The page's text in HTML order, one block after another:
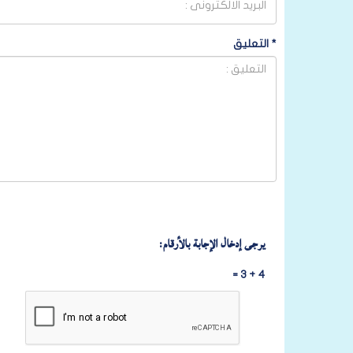
* التعليق
يرجى إدخال الإجابة بالأرقام:
4 + 3 =